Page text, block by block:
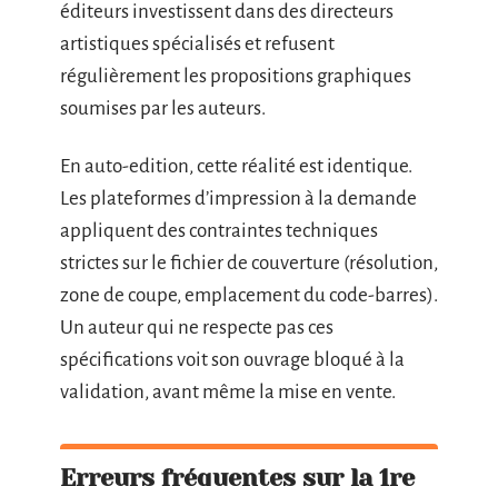
éditeurs investissent dans des directeurs
artistiques spécialisés et refusent
régulièrement les propositions graphiques
soumises par les auteurs.
En auto-edition, cette réalité est identique.
Les plateformes d’impression à la demande
appliquent des contraintes techniques
strictes sur le fichier de couverture (résolution,
zone de coupe, emplacement du code-barres).
Un auteur qui ne respecte pas ces
spécifications voit son ouvrage bloqué à la
validation, avant même la mise en vente.
Erreurs fréquentes sur la 1re